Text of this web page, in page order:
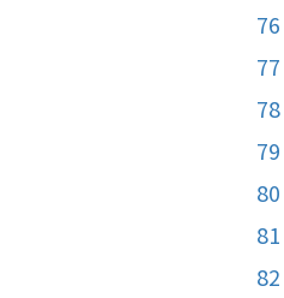
76
77
78
79
80
81
82